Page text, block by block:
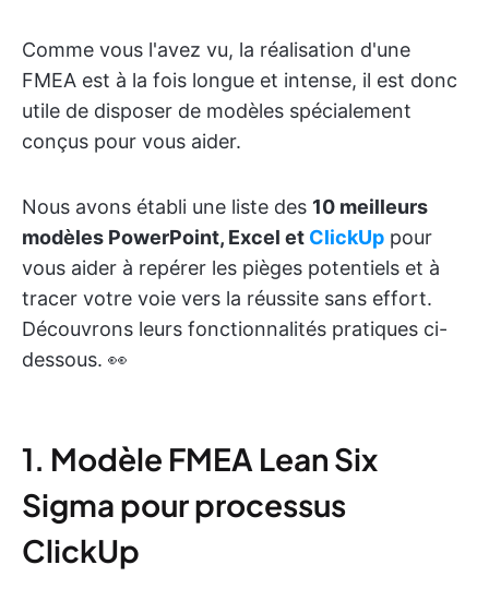
Comme vous l'avez vu, la réalisation d'une
FMEA est à la fois longue et intense, il est donc
utile de disposer de modèles spécialement
conçus pour vous aider.
Nous avons établi une liste des 10 meilleurs
modèles PowerPoint, Excel et ClickUp pour
vous aider à repérer les pièges potentiels et à
tracer votre voie vers la réussite sans effort.
Découvrons leurs fonctionnalités pratiques ci-
dessous. 👀
1. Modèle FMEA Lean Six
Sigma pour processus
ClickUp